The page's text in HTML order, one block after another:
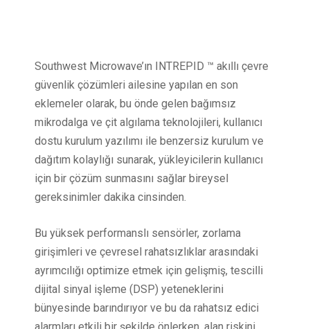
Southwest Microwave’ın INTREPID ™ akıllı çevre
güvenlik çözümleri ailesine yapılan en son
eklemeler olarak, bu önde gelen bağımsız
mikrodalga ve çit algılama teknolojileri, kullanıcı
dostu kurulum yazılımı ile benzersiz kurulum ve
dağıtım kolaylığı sunarak, yükleyicilerin kullanıcı
için bir çözüm sunmasını sağlar bireysel
gereksinimler dakika cinsinden.
Bu yüksek performanslı sensörler, zorlama
girişimleri ve çevresel rahatsızlıklar arasındaki
ayrımcılığı optimize etmek için gelişmiş, tescilli
dijital sinyal işleme (DSP) yeteneklerini
bünyesinde barındırıyor ve bu da rahatsız edici